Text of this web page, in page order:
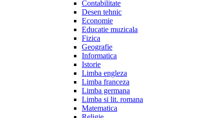
Contabilitate
Desen tehnic
Economie
Educatie muzicala
Fizica
Geografie
Informatica
Istorie
Limba engleza
Limba franceza
Limba germana
Limba si lit. romana
Matematica